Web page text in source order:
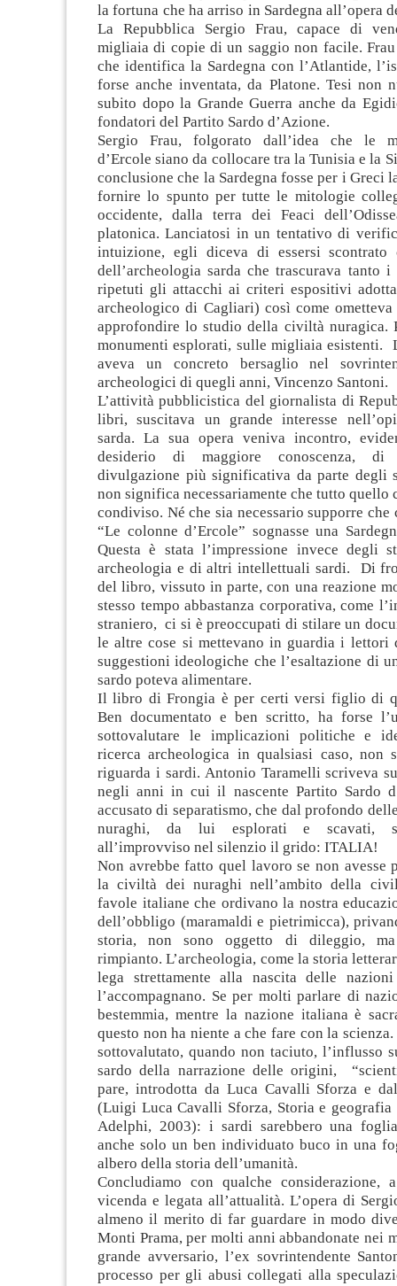
la fortuna che ha arriso in Sardegna all’opera
La Repubblica Sergio Frau, capace di
migliaia di copie di un saggio non facile.
che identifica la Sardegna con l’Atlantide,
forse anche inventata, da Platone. Tesi non
subito dopo la Grande Guerra anche da
fondatori del Partito Sardo d’Azione.
Sergio Frau, folgorato dall’idea che le
d’Ercole siano da collocare tra la Tunisia e la
conclusione che la Sardegna fosse per i Greci
fornire lo spunto per tutte le mitologie
occidente, dalla terra dei Feaci
platonica. Lanciatosi in un tentativo di
intuizione, egli diceva di essersi scontrato
dell’archeologia sarda che trascurava tanto
ripetuti gli attacchi ai criteri espositivi
archeologico di Cagliari) così come
approfondire lo studio della civiltà nuragica.
monumenti esplorati, sulle migliaia esistenti.
aveva un concreto bersaglio nel
archeologici di quegli anni, Vincenzo Santoni.
L’attività pubblicistica del giornalista di
libri, suscitava un grande interesse
sarda. La sua opera veniva incontro,
desiderio di maggiore conoscenza, di
divulgazione più significativa da parte degli
non significa necessariamente che tutto quello
condiviso. Né che sia necessario supporre che
“Le colonne d’Ercole” sognasse una
Questa è stata l’impressione invece degli
archeologia e di altri intellettuali sardi. Di
del libro, vissuto in parte, con una reazione
stesso tempo abbastanza corporativa, come
straniero, ci si è preoccupati di stilare un
le altre cose si mettevano in guardia i lettori
suggestioni ideologiche che l’esaltazione di
sardo poteva alimentare.
Il libro di Frongia è per certi versi figlio di
Ben documentato e ben scritto, ha forse
sottovalutare le implicazioni politiche e
ricerca archeologica in qualsiasi caso, non
riguarda i sardi. Antonio Taramelli scriveva
negli anni in cui il nascente Partito Sardo
accusato di separatismo, che dal profondo
nuraghi, da lui esplorati e scavati,
all’improvviso nel silenzio il grido: ITALIA!
Non avrebbe fatto quel lavoro se non avesse
la civiltà dei nuraghi nell’ambito della
favole italiane che ordivano la nostra
dell’obbligo (maramaldi e pietrimicca),
storia, non sono oggetto di dileggio,
rimpianto. L’archeologia, come la storia
lega strettamente alla nascita delle
l’accompagnano. Se per molti parlare di
bestemmia, mentre la nazione italiana è
questo non ha niente a che fare con la
sottovalutato, quando non taciuto, l’influsso
sardo della narrazione delle origini,
pare, introdotta da Luca Cavalli Sforza e
(Luigi Luca Cavalli Sforza, Storia e geografia
Adelphi, 2003): i sardi sarebbero una
anche solo un ben individuato buco in una
albero della storia dell’umanità.
Concludiamo con qualche considerazione,
vicenda e legata all’attualità. L’opera di
almeno il merito di far guardare in modo
Monti Prama, per molti anni abbandonate nei
grande avversario, l’ex sovrintendente
processo per gli abusi collegati alla